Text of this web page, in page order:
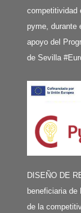
competitividad
pyme, durante
apoyo del
de Sevilla
DISEÑO DE
beneficiaria de
de la